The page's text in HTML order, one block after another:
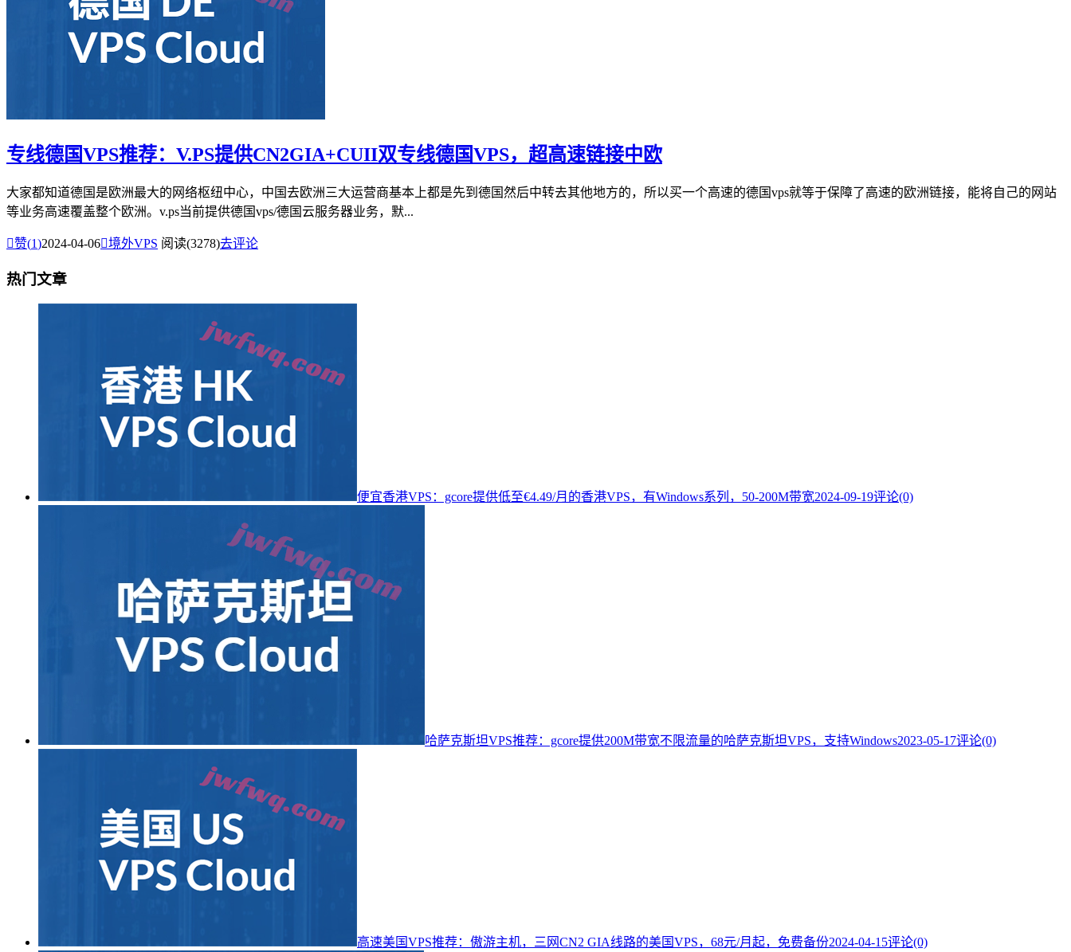
专线德国VPS推荐：V.PS提供CN2GIA+CUII双专线德国VPS，超高速链接中欧
大家都知道德国是欧洲最大的网络枢纽中心，中国去欧洲三大运营商基本上都是先到德国然后中转去其他地方的，所以买一个高速的德国vps就等于保障了高速的欧洲链接，能将自己的网站
等业务高速覆盖整个欧洲。v.ps当前提供德国vps/德国云服务器业务，默...
赞(1)2024-04-06境外VPS 阅读(3278)去评论
热门文章
便宜香港VPS：gcore提供低至€4.49/月的香港VPS，有Windows系列，50-200M带宽2024-09-19评论(0)
哈萨克斯坦VPS推荐：gcore提供200M带宽不限流量的哈萨克斯坦VPS，支持Windows2023-05-17评论(0)
高速美国VPS推荐：傲游主机，三网CN2 GIA线路的美国VPS，68元/月起，免费备份2024-04-15评论(0)